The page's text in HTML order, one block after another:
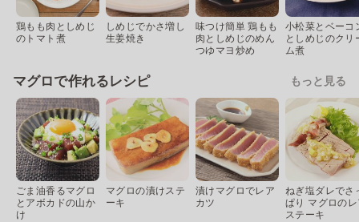
鶏もも肉としめじ
のトマト煮
しめじでかさ増し
生姜焼き
味つけ簡単 鶏もも
肉としめじのめん
つゆマヨ炒め
小松菜とベーコ
としめじのクリ
ム煮
マグロで作れるレシピ もっと見る
ごま油香るマグロ
とアボカドの山か
け
マグロの漬けステ
ーキ
漬けマグロでレア
カツ
ねぎ塩ダレでさ
ぱり マグロの
ステーキ